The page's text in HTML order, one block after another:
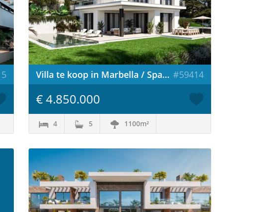
Villa te koop in Marbella / Spanje #59414
€ 4.850.000
4 5 1100m²